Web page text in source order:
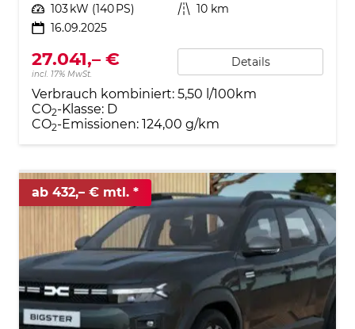
Leistung 103 kW (140 PS) Kilometerstand 10 km
16.09.2025
27.041,– €
incl. 17% MwSt.
Details
Verbrauch kombiniert: 5,50 l/100km
CO2-Klasse: D
CO2-Emissionen: 124,00 g/km
ab 432,– € mtl.